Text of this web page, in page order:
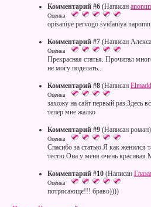
Комментарий #6 (Написан
Оценка
opisaniye pervogo svidaniya
Комментарий #7 (Написан
Оценка
Прекрасная статья. Прочитал
не могу поделать...
Комментарий #8 (Написан
Оценка
захожу на сайт первый раз.Здесь
тепер мне жалко
Комментарий #9 (Написан роман)
Оценка
Спасибо за статью.Я как женился
тестю.Она у меня очень
Комментарий #10 (Написан
Оценка
потрясающе!!! браво))))